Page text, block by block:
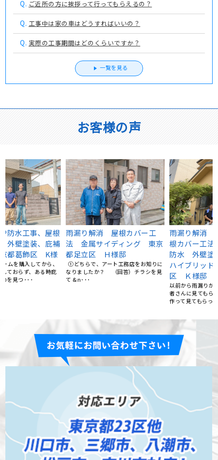
Q. ご近所の方に挨拶って行ってもらえるの？
Q. 工事中は家の車はどうすればいいの？
Q. 実際の工事期間はどのくらいですか？
一覧を見る
お客様の声
雨漏り解消 遮熱・断熱 屋
根カバー工法 ベランダFRP
防水 外壁塗装ラジカル制御
ハイブリッド 東京都足立
区 Ｋ様邸
雨漏り防止！ 金属屋根カバ
ー工法工事 千葉県鴨川市
T様邸
市内を車で走っていると、未だブルー
シートで覆われて修理されていないよ
うな屋根もあります。 思･･･